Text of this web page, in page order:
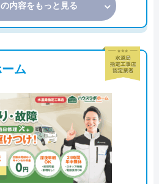
内容をもっと見る
ム